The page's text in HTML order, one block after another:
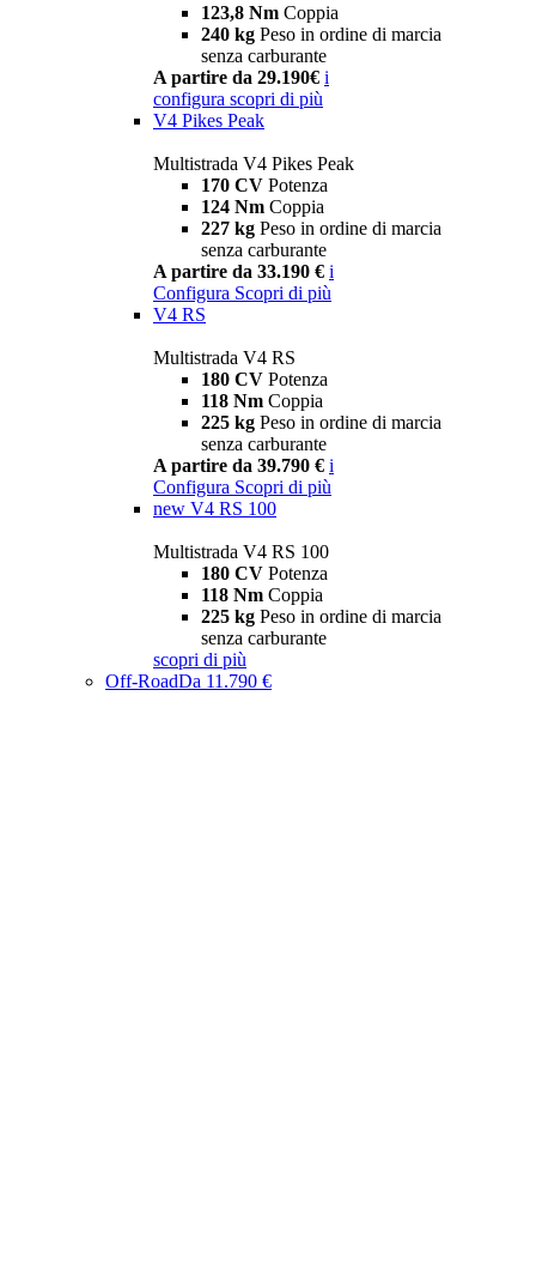
123,8 Nm Coppia
240 kg Peso in ordine di marcia
senza carburante
A partire da 29.190€ i
configura scopri di più
V4 Pikes Peak
Multistrada V4 Pikes Peak
170 CV Potenza
124 Nm Coppia
227 kg Peso in ordine di marcia
senza carburante
A partire da 33.190 € i
Configura Scopri di più
V4 RS
Multistrada V4 RS
180 CV Potenza
118 Nm Coppia
225 kg Peso in ordine di marcia
senza carburante
A partire da 39.790 € i
Configura Scopri di più
new V4 RS 100
Multistrada V4 RS 100
180 CV Potenza
118 Nm Coppia
225 kg Peso in ordine di marcia
senza carburante
scopri di più
Off-RoadDa 11.790 €